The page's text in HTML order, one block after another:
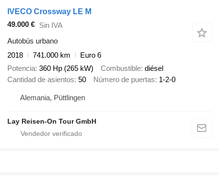
IVECO Crossway LE M
49.000 € Sin IVA
Autobús urbano
2018
741.000 km
Euro 6
Potencia 360 Hp (265 kW) Combustible diésel
Cantidad de asientos 50 Número de puertas 1-2-0
Alemania, Püttlingen
Lay Reisen-On Tour GmbH